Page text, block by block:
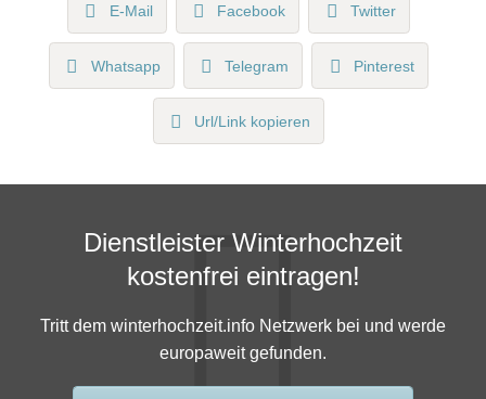
E-Mail Facebook Twitter
Whatsapp Telegram Pinterest
Url/Link kopieren
Dienstleister Winterhochzeit
kostenfrei eintragen!
Tritt dem winterhochzeit.info Netzwerk bei und werde
europaweit gefunden.